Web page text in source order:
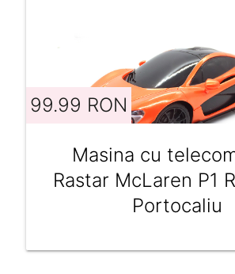
99.99 RON
Masina cu
Rastar McLaren P1
Portocaliu